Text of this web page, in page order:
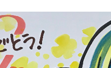
お問い合わせ